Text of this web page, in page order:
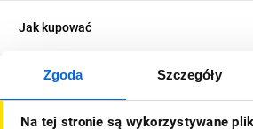
Zgoda Szczegóły
Na tej stronie są wykorzystywane
Jak kupować
O firmie